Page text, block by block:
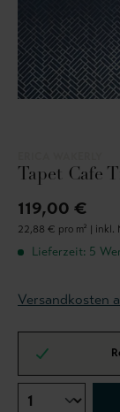
Tapet Cafe
119,00 €
22,88 € pro m² | inkl.
Lieferzeit: 5
Versandkosten